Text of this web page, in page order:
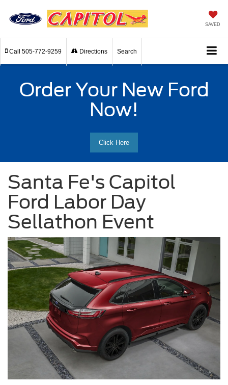
SAVED
Call 505-772-9259 Directions Search
Order Your New Ford
Now!
Click Here
Santa Fe's Capitol
Ford Labor Day
Sellathon Event